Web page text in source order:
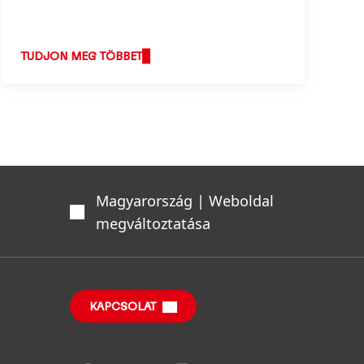
TUDJON MEG TÖBBET
Magyarország | Weboldal
megváltoztatása
KAPCSOLAT